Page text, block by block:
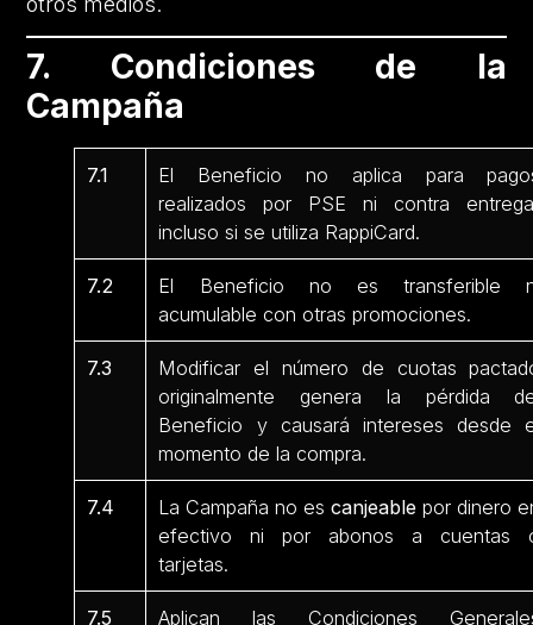
7. Condiciones de la
Campaña
7.1
El Beneficio no aplica para
realizados por PSE ni contra
incluso si se utiliza RappiCard.
7.2
El Beneficio no es transferible
acumulable con otras promociones.
7.3
Modificar el número de cuotas
originalmente genera la pérdida
Beneficio y causará intereses desde
momento de la compra.
7.4 La Campaña no escanjeable por dinero
efectivo ni por abonos a cuentas
tarjetas.
7.5
Aplican las Condiciones